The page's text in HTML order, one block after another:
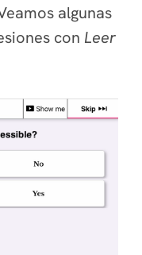
algunas
con Leer